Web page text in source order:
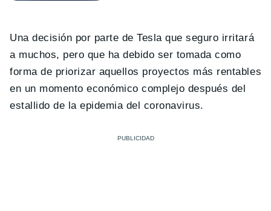
Una decisión por parte de Tesla que seguro irritará
a muchos, pero que ha debido ser tomada como
forma de priorizar aquellos proyectos más rentables
en un momento económico complejo después del
estallido de la epidemia del coronavirus.